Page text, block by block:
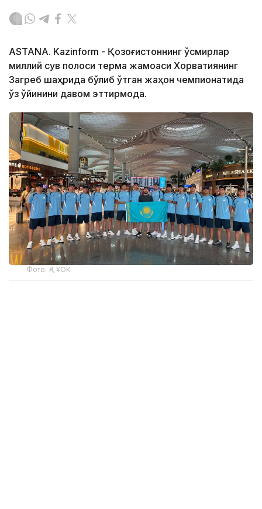
ASTANA. Kazinform - Қозоғистоннинг ўсмирлар
миллий сув полоси терма жамоаси Хорватиянинг
Загреб шаҳрида бўлиб ўтган жаҳон чемпионатида
ўз ўйинини давом эттирмоқда.
Фото: ҚР ҰОК